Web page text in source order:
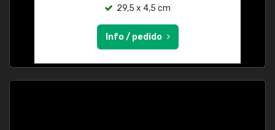
29,5 x 4,5 cm
Info / pedido